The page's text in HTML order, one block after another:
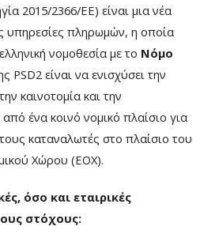
2015/2366/ΕΕ) είναι μια νέα
υπηρεσίες πληρωμών, η οποία
νομοθεσία με το Νόμο
PSD2 είναι να ενισχύσει την
καινοτομία και την
ένα κοινό νομικό πλαίσιο για
τους καταναλωτές στο πλαίσιο του
Χώρου (ΕΟΧ).
όσο και εταιρικές
στόχους: